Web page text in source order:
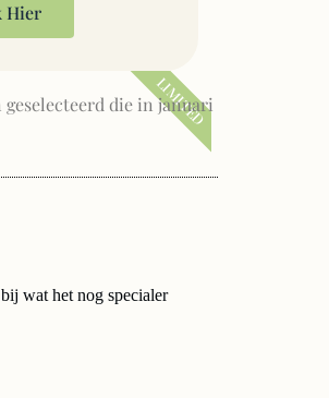
Hier
LIMITED
die in januari
wat het nog specialer